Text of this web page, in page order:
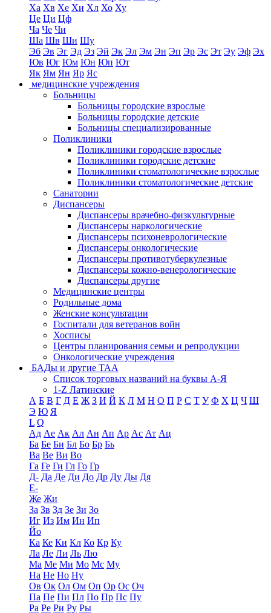
Ха Хв Хе Хи Хл Хо Ху
Це Ци Цф
Ча Че Чи
Ша Шв Ши Шу
Эб Эв Эг Эд Эз Эй Эк Эл Эм Эн Эп Эр Эс Эт Эу Эф Эх
Юв Юг Юм Юн Юп Ют
Як Ям Ян Яр Яс
медицинские учреждения
Больницы
Больницы городские взрослые
Больницы городские детские
Больницы специализированные
Поликлиники
Поликлиники городские взрослые
Поликлиники городские детские
Поликлиники стоматологические взрослые
Поликлиники стоматологические детские
Санатории
Диспансеры
Диспансеры врачебно-физкультурные
Диспансеры наркологические
Диспансеры психоневрологические
Диспансеры онкологические
Диспансеры противотуберкулезные
Диспансеры кожно-венерологические
Диспансеры другие
Медицинские центры
Родильные дома
Женские консультации
Госпитали для ветеранов войн
Хосписы
Центры планирования семьи и репродукции
Онкологические учреждения
БАДы и другие ТАА
Список торговых названий на буквы А-Я
1-Z Латинские
А Б В Г Д Е Ж З И Й К Л М Н О П Р С Т У Ф Х Ц Ч Ш
Э Ю Я
L Q
Ад Ае Ак Ал Ан Ап Ар Ас Ат Ац
Ба Бе Би Бл Бо Бр Бь
Ва Ве Ви Во
Га Ге Ги Гл Го Гр
Д- Да Де Ди До Др Ду Ды Дя
Е-
Же Жи
За Зв Зд Зе Зи Зо
Иг Из Им Ин Ип
Йо
Ка Ке Ки Кл Ко Кр Ку
Ла Ле Ли Ль Лю
Ма Ме Ми Мо Мс Му
На Не Но Ну
Ов Ок Ол Ом Оп Ор Ос Оч
Па Пе Пи Пл По Пр Пс Пу
Ра Ре Ри Ру Ры